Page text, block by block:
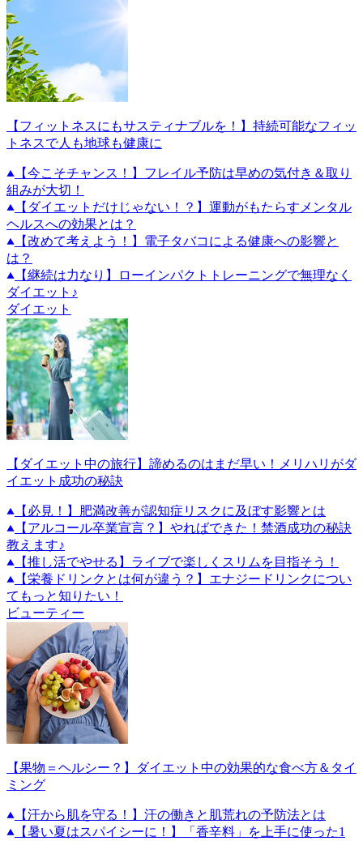
【フィットネスにもサスティナブルを！】持続可能なフィッ
トネスで人も地球も健康に
【今こそチャンス！】フレイル予防は早めの気付き＆取り
組みが大切！
【ダイエットだけじゃない！？】運動がもたらすメンタル
ヘルスへの効果とは？
【改めて考えよう！】電子タバコによる健康への影響と
は？
【継続は力なり】ローインパクトトレーニングで無理なく
ダイエット♪
ダイエット
【ダイエット中の旅行】諦めるのはまだ早い！メリハリがダ
イエット成功の秘訣
【必見！】肥満改善が認知症リスクに及ぼす影響とは
【アルコール卒業宣言？】やればできた！禁酒成功の秘訣
教えます♪
【推し活でやせる】ライブで楽しくスリムを目指そう！
【栄養ドリンクとは何が違う？】エナジードリンクについ
てもっと知りたい！
ビューティー
【果物＝ヘルシー？】ダイエット中の効果的な食べ方＆タイ
ミング
【汗から肌を守る！】汗の働きと肌荒れの予防法とは
【暑い夏はスパイシーに！】「香辛料」を上手に使った1